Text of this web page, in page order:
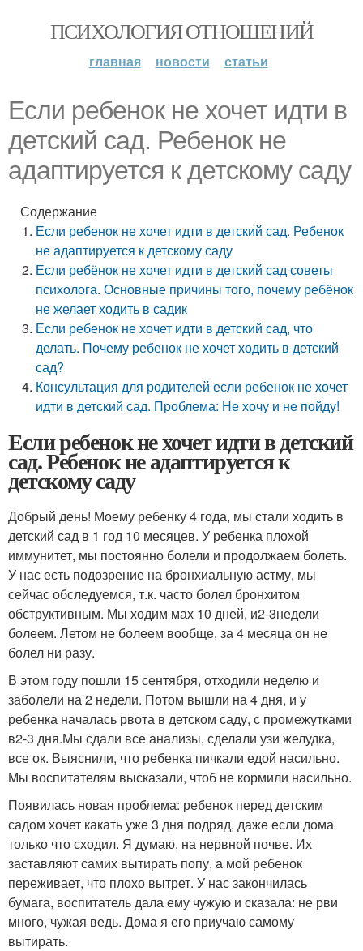
ПСИХОЛОГИЯ ОТНОШЕНИЙ
главная новости статьи
Если ребенок не хочет идти в
детский сад. Ребенок не
адаптируется к детскому саду
Содержание
Если ребенок не хочет идти в детский сад. Ребенок
не адаптируется к детскому саду
Если ребёнок не хочет идти в детский сад советы
психолога. Основные причины того, почему ребёнок
не желает ходить в садик
Если ребенок не хочет идти в детский сад, что
делать. Почему ребенок не хочет ходить в детский
сад?
Консультация для родителей если ребенок не хочет
идти в детский сад. Проблема: Не хочу и не пойду!
Если ребенок не хочет идти в детский
сад. Ребенок не адаптируется к
детскому саду
Добрый день! Моему ребенку 4 года, мы стали ходить в
детский сад в 1 год 10 месяцев. У ребенка плохой
иммунитет, мы постоянно болели и продолжаем болеть.
У нас есть подозрение на бронхиальную астму, мы
сейчас обследуемся, т.к. часто болел бронхитом
обструктивным. Мы ходим мах 10 дней, и2-3недели
болеем. Летом не болеем вообще, за 4 месяца он не
болел ни разу.
В этом году пошли 15 сентября, отходили неделю и
заболели на 2 недели. Потом вышли на 4 дня, и у
ребенка началась рвота в детском саду, с промежутками
в2-3 дня.Мы сдали все анализы, сделали узи желудка,
все ок. Выяснили, что ребенка пичкали едой насильно.
Мы воспитателям высказали, чтоб не кормили насильно.
Появилась новая проблема: ребенок перед детским
садом хочет какать уже 3 дня подряд, даже если дома
только что сходил. Я думаю, на нервной почве. Их
заставляют самих вытирать попу, а мой ребенок
переживает, что плохо вытрет. У нас закончилась
бумага, воспитатель дала ему чужую и сказала: не рви
много, чужая ведь. Дома я его приучаю самому
вытирать.